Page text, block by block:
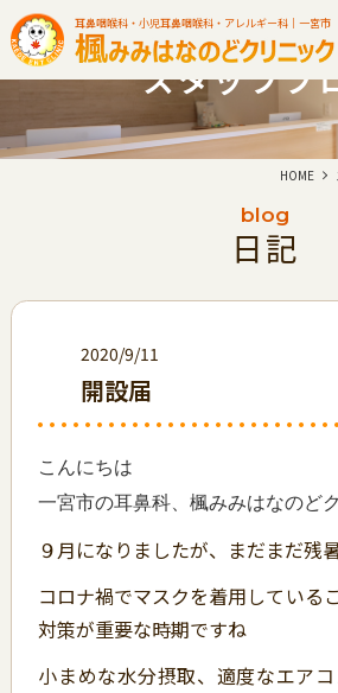
耳鼻咽喉科・小児耳鼻咽喉科・アレルギー科｜一宮市
スタッフブ
HOME
blog
日記
2020/9/11
開設届
こんにちは
一宮市の耳鼻科、楓みみはなのど
９月になりましたが、まだまだ残
コロナ禍でマスクを着用している
対策が重要な時期ですね
小まめな水分摂取、適度なエア